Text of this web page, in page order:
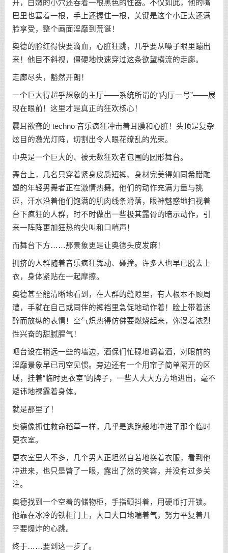
开，白嫩的小穴还吞着一根黑色的性器。不仅如此，他的嘴
巴里也塞着一根，手上还握住一根，关键是这个小正太还满
脸享受，整个画面淫靡到荒诞！
奥德的脸红得快要滴血，心脏狂跳，几乎要从嗓子眼里蹦出
来！他目不斜视，僵硬地快速穿过这条欲望横流的走廊。
走廊尽头，豁然开朗！
一个巨大得超乎想象的主厅——系统所谓的“内厅一号”——展
现在眼前！这里才是真正的狂欢核心！
震耳欲聋的 techno 音乐疯狂冲击着耳膜和心脏！头顶是复杂
炫目的激光灯阵，切割出令人眼花缭乱的光束。
中央是一个巨大的、被无数狂欢者包围的圆形舞台。
舞台上，几名只穿着紧身皮质短裤、身材完美得如同希腊雕
塑的年轻男舞者正在激情热舞。他们的动作充满力量与挑
逗，汗水沿着他们饱满的肌肉线条滑落，眼神魅惑地扫视着
台下疯狂的人群，时不时做出一些极其露骨的暗示动作，引
来一阵阵更加狂热的尖叫和口哨声！
而舞台下方……那景象更是让奥德头皮发麻！
拥挤的人群随着音乐疯狂舞动、碰撞。许多人也早已脱去上
衣，身体紧贴在一起摩擦。
奥德甚至能清晰地看到，在人群的缝隙里，有人根本不顾周
遭，手就在自己或同伴的裤裆里急促地动作着！脸上带着迷
醉而放纵的表情！空气炽热得仿佛要燃烧起来，弥漫着浓烈
性兴奋的甜腻腥气！
吧台设在稍远一些的墙边，酒保们忙碌地调着酒，对眼前的
淫靡景象早已司空见惯。旁边还有一个用帘子简单隔开的区
域，挂着“临时更衣室”的牌子，一些人大大方方地进出，毫不
避讳地裸露着身体。
就是那里了！
奥德像抓住救命稻草一样，几乎是逃跑般地冲进了那个临时
更衣室。
更衣室里人不多，几个男人正坦然自若地换着衣服，看到他
冲进来，也只是瞥了一眼，露出了然的笑容，并没有过多关
注。
奥德找到一个空着的储物柜，手指颤抖着，用硬币打开锁。
他靠在冰冷的铁柜门上，大口大口地喘着气，努力平复着几
乎要爆炸的心跳。
终于……要到这一步了。